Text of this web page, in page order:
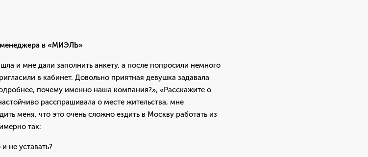
в «МИЭЛЬ»
и мне дали заполнить анкету, а после попросили немного
в кабинет. Довольно приятная девушка задавала
почему именно наша компания?», «Расскажите о
расспрашивала о месте жительства, мне
меня, что это очень сложно ездить в Москву работать из
так:
не уставать?